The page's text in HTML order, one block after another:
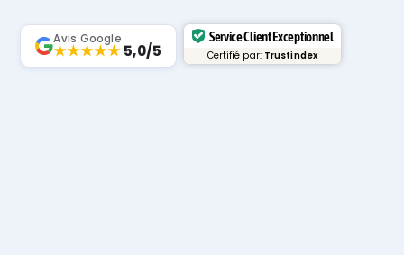
Avis Google
★★★★★5,0/5
Service Client Exceptionnel
Certifié par: Trustindex